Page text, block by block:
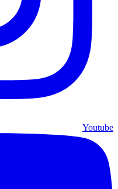
Youtube